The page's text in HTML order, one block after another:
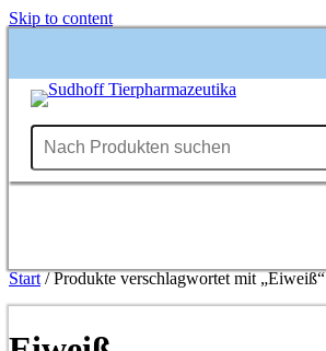
Skip to content
Start/ Produkte verschlagwortet mit „Eiweiß“